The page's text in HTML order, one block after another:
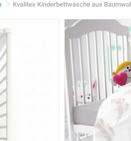
Kvalitex Kinderbettwäsche aus